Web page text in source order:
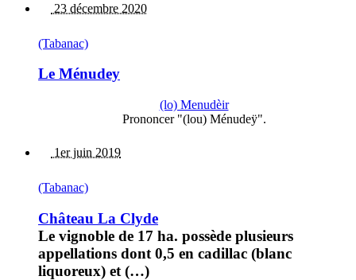
23 décembre 2020
(Tabanac)
Le Ménudey
(lo) Menudèir
Prononcer "(lou) Ménudeÿ".
1er juin 2019
(Tabanac)
Château La Clyde
Le vignoble de 17 ha. possède plusieurs
appellations dont 0,5 en cadillac (blanc
liquoreux) et (…)